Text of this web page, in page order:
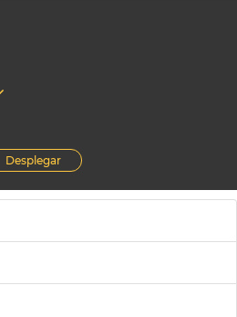
Desplegar